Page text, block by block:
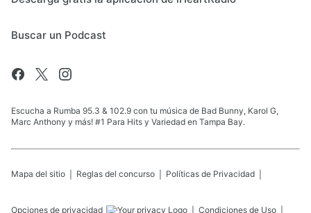
Buscar un Podcast
Escucha a Rumba 95.3 & 102.9 con tu música de Bad Bunny, Karol G,
Marc Anthony y más! #1 Para Hits y Variedad en Tampa Bay.
Mapa del sitio Reglas del concurso Políticas de Privacidad
Opciones de privacidad Condiciones de Uso